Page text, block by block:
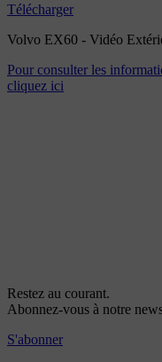
Télécharger
Volvo EX60 - Vidéo
Pour consulter les
cliquez ici